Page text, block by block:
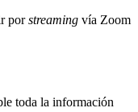
porstreaming vía Zoom
toda la información